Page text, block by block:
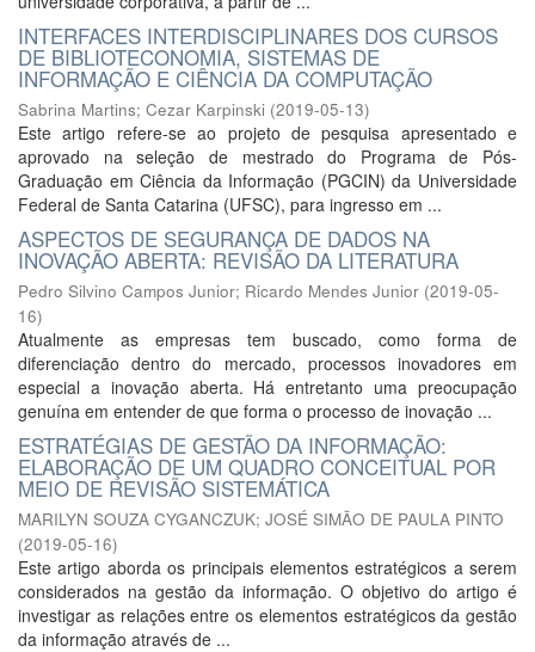
INTERFACES INTERDISCIPLINARES DOS CURSOS
DE BIBLIOTECONOMIA, SISTEMAS DE
INFORMAÇÃO E CIÊNCIA DA COMPUTAÇÃO
Sabrina Martins; Cezar Karpinski (2019-05-13)
Este artigo refere-se ao projeto de pesquisa apresentado e
aprovado na seleção de mestrado do Programa de Pós-
Graduação em Ciência da Informação (PGCIN) da Universidade
Federal de Santa Catarina (UFSC), para ingresso em ...
ASPECTOS DE SEGURANÇA DE DADOS NA
INOVAÇÃO ABERTA: REVISÃO DA LITERATURA
Pedro Silvino Campos Junior; Ricardo Mendes Junior (2019-05-
16)
Atualmente as empresas tem buscado, como forma de
diferenciação dentro do mercado, processos inovadores em
especial a inovação aberta. Há entretanto uma preocupação
genuína em entender de que forma o processo de inovação ...
ESTRATÉGIAS DE GESTÃO DA INFORMAÇÃO:
ELABORAÇÃO DE UM QUADRO CONCEITUAL POR
MEIO DE REVISÃO SISTEMÁTICA
MARILYN SOUZA CYGANCZUK; JOSÉ SIMÃO DE PAULA PINTO
(2019-05-16)
Este artigo aborda os principais elementos estratégicos a serem
considerados na gestão da informação. O objetivo do artigo é
investigar as relações entre os elementos estratégicos da gestão
da informação através de ...